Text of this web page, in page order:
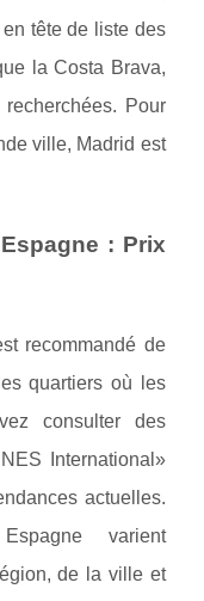
tête de liste des
la Costa Brava,
Pour
ville, Madrid est
: Prix
recommandé de
quartiers où les
consulter des
International»
actuelles.
varient
de la ville et